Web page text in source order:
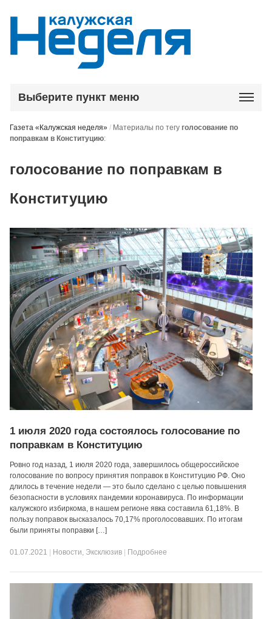
Выберите пункт меню
Газета «Калужская неделя» / Материалы по тегуголосование по
поправкам в Конституцию:
голосование по поправкам в
Конституцию
1 июля 2020 года состоялось голосование по
поправкам в Конституцию
Ровно год назад, 1 июля 2020 года, завершилось общероссийское
голосование по вопросу принятия поправок в Конституцию РФ. Оно
длилось в течение недели — это было сделано с целью повышения
безопасности в условиях пандемии коронавируса. По информации
калужского избиркома, в нашем регионе явка составила 61,18%. В
пользу поправок высказалось 70,17% проголосовавших. По итогам
были приняты поправки […]
01.07.2021 Новости, Эксклюзив Подробнее